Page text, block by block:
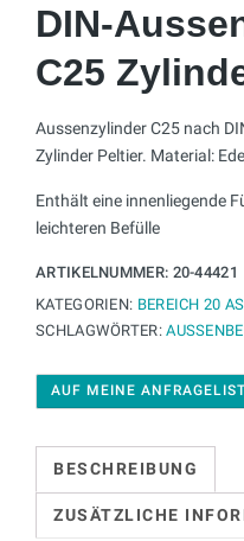
DIN-
C25
Aussenzylinder C25 nach
Zylinder Peltier. Material:
Enthält eine innenliegende
leichteren Befülle
ARTIKELNUMMER: 20-44421
KATEGORIEN: BEREICH 20
SCHLAGWÖRTER:
AUF MEINE
BESCHREIBUNG
ZUSÄTZLICHE